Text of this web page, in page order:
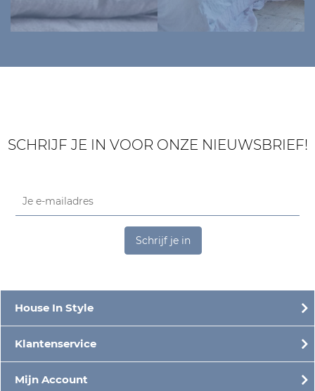
SCHRIJF JE IN VOOR ONZE NIEUWSBRIEF!
Schrijf je in
House In Style
Klantenservice
Mijn Account